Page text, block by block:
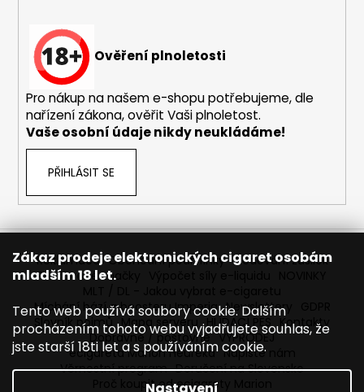
Zákaz prodeje elektronických cigaret osobám
mladším 18 let.
Tento web používá soubory cookie. Dalším
procházením tohoto webu vyjadřujete souhlas, že
jste starší 18ti let a s používáním cookie.
Ověření plnoletosti
Pro nákup na našem e-shopu potřebujeme, dle
nařízení zákona, ověřit Vaši plnoletost.
Vaše osobní údaje nikdy neukládáme!
PŘIHLÁSIT SE
Reklamace Obchodní podmínky Sledování zásilek
Prodávané značky
Míchání bází a boosteru Imperia Newslettery
Slovník pojmů Mapa serveru HLÍDACÍ PES Kontakty
Dopravné / poštovné VÝPRODEJ
ecigareta Marion Heureka Napište nám
Věrnostní program Doručení na Slovensko
Proč koupit od ecigarety Marion